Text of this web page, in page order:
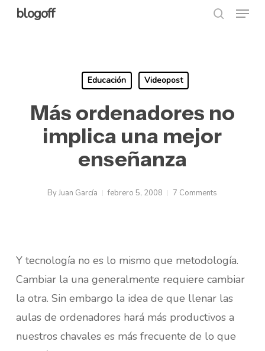
Skipblogoff Menu
Educación Videopost
Más ordenadores no
implica una mejor
enseñanza
ByJuan García febrero 5, 2008 7 Comments
Y tecnología no es lo mismo que metodología.
Cambiar la una generalmente requiere cambiar
la otra. Sin embargo la idea de que llenar las
aulas de ordenadores hará más productivos a
nuestros chavales es más frecuente de lo que